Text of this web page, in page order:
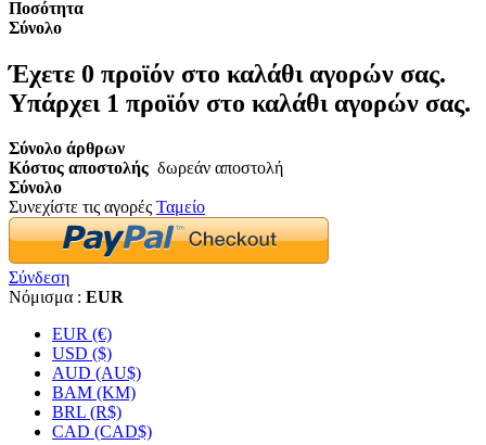
Ποσότητα
Σύνολο
Έχετε 0 προϊόν στο καλάθι αγορών σας.
Υπάρχει 1 προϊόν στο καλάθι αγορών σας.
Σύνολο άρθρων
Κόστος αποστολής δωρεάν αποστολή
Σύνολο
Συνεχίστε τις αγορές Ταμείο
Σύνδεση
Νόμισμα : EUR
EUR (€)
USD ($)
AUD (AU$)
BAM (KM)
BRL (R$)
CAD (CAD$)